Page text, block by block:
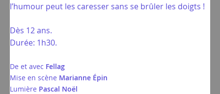
l’humour peut les caresser sans se brûler les doigts !
Dès 12 ans.
Durée: 1h30.
De et avec Fellag
Mise en scène Marianne Épin
Lumière Pascal Noël